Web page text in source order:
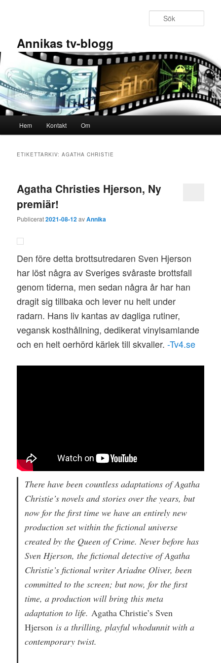
Annikas tv-blogg
Hem Kontakt Om
ETIKETTARKIV:AGATHA CHRISTIE
Agatha Christies Hjerson, Ny
premiär!
Publicerat2021-08-12avAnnika
Den före detta brottsutredaren Sven Hjerson
har löst några av Sveriges svåraste brottsfall
genom tiderna, men sedan några år har han
dragit sig tillbaka och lever nu helt under
radarn. Hans liv kantas av dagliga rutiner,
vegansk kosthållning, dedikerat vinylsamlande
och en helt oerhörd kärlek till skvaller.-Tv4.se
There have been countless adaptations of Agatha
Christie’s novels and stories over the years, but
now for the first time we have an entirely new
production set within the fictional universe
created by the Queen of Crime. Never before has
Sven Hjerson, the fictional detective of Agatha
Christie’s fictional writer Ariadne Oliver, been
committed to the screen; but now, for the first
time, a production will bring this meta
adaptation to life.Agatha Christie’s Sven
Hjerson is a thrilling, playful whodunnit with a
contemporary twist.